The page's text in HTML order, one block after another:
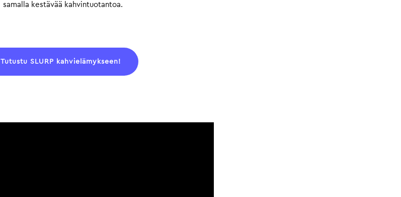
samalla kestävää kahvintuotantoa.
Tutustu SLURP kahvielämykseen!